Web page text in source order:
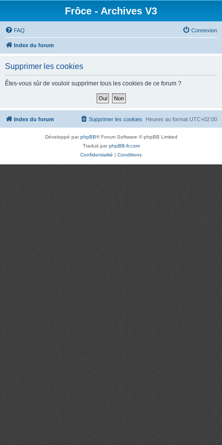
Frôce - Archives V3
FAQ Connexion
Index du forum
Supprimer les cookies
Êtes-vous sûr de vouloir supprimer tous les cookies de ce forum ?
Index du forum Heures au format UTC+02:00
Supprimer les cookies
Développé parphpBB® Forum Software © phpBB Limited
Traduit parphpBB-fr.com
Confidentialité | Conditions